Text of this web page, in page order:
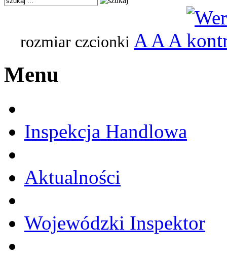
rozmiar czcionki AAA
Menu
Inspekcja Handlowa
Aktualności
Wojewódzki Inspektor